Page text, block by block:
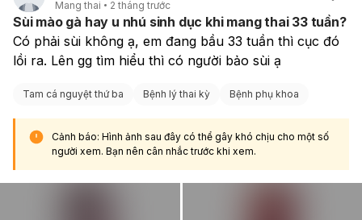
bạn cần đi khám bác sĩ chuyên khoa sản phụ khoa để
được thăm khám, đánh giá tình trạng rối loạn kinh nguyệt,
đặc biệt là với tiền sử PCOS, và nhận được lời khuyên
điều trị phù hợp.
Mang thai 2 tháng trước
Sùi mào gà hay u nhú sinh dục khi mang thai 33 tuần?
Có phải sùi không ạ, em đang bầu 33 tuần thì cục đó
lồi ra. Lên gg tìm hiểu thì có người bảo sùi ạ
Tam cá nguyệt thứ ba Bệnh lý thai kỳ Bệnh phụ khoa
Cảnh báo: Hình ảnh sau đây có thể gây khó chịu cho một số
người xem. Bạn nên cân nhắc trước khi xem.